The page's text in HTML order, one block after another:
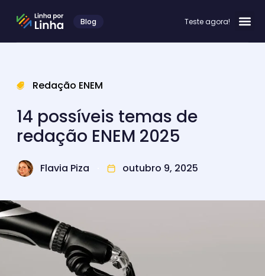
Blog Teste agora!
Redação ENEM
14 possíveis temas de
redação ENEM 2025
Flavia Piza outubro 9, 2025